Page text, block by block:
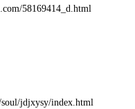
58169414_d.html
jdjxysy/index.html